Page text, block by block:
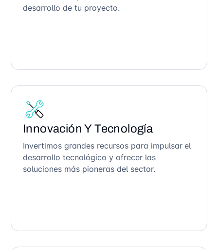
desarrollo de tu proyecto.
Innovación Y Tecnología
Invertimos grandes recursos para impulsar el
desarrollo tecnológico y ofrecer las
soluciones más pioneras del sector.